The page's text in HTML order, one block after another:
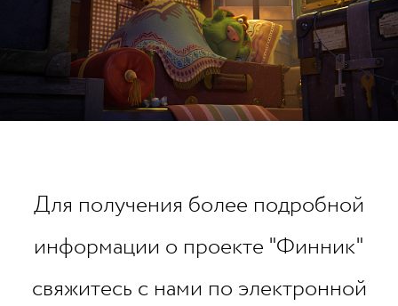
Для получения более подробной
информации о проекте "Финник"
свяжитесь с нами по электронной